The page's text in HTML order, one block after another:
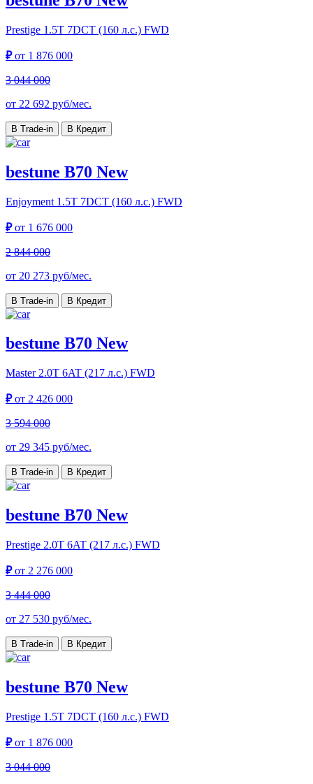
Prestige 1.5T 7DCT (160 л.с.) FWD
₽от 1 876 000
3 044 000
от 22 692 руб/мес.
В Trade-in В Кредит
bestune B70 New
Enjoyment 1.5T 7DCT (160 л.с.) FWD
₽от 1 676 000
2 844 000
от 20 273 руб/мес.
В Trade-in В Кредит
bestune B70 New
Master 2.0T 6AT (217 л.с.) FWD
₽от 2 426 000
3 594 000
от 29 345 руб/мес.
В Trade-in В Кредит
bestune B70 New
Prestige 2.0T 6AT (217 л.с.) FWD
₽от 2 276 000
3 444 000
от 27 530 руб/мес.
В Trade-in В Кредит
bestune B70 New
Prestige 1.5T 7DCT (160 л.с.) FWD
₽от 1 876 000
3 044 000